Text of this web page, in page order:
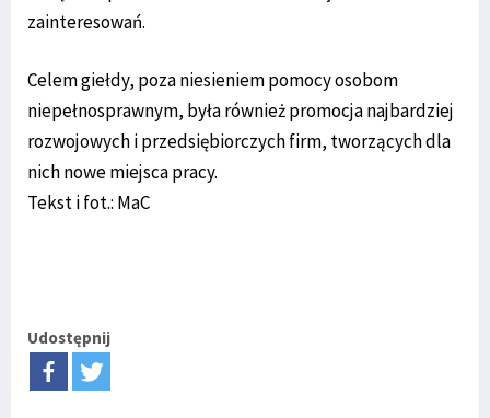
zainteresowań.
Celem giełdy, poza niesieniem pomocy osobom
niepełnosprawnym, była również promocja najbardziej
rozwojowych i przedsiębiorczych firm, tworzących dla
nich nowe miejsca pracy.
Tekst i fot.: MaC
Udostępnij